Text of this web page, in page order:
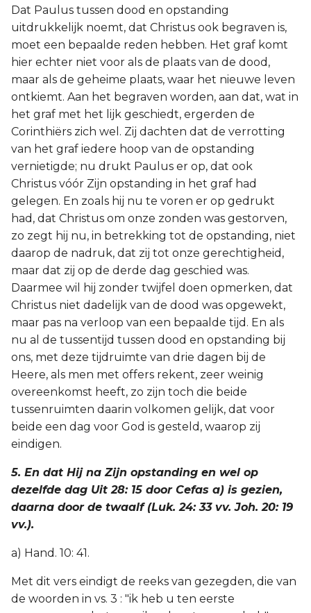
Dat Paulus tussen dood en opstanding
uitdrukkelijk noemt, dat Christus ook begraven is,
moet een bepaalde reden hebben. Het graf komt
hier echter niet voor als de plaats van de dood,
maar als de geheime plaats, waar het nieuwe leven
ontkiemt. Aan het begraven worden, aan dat, wat in
het graf met het lijk geschiedt, ergerden de
Corinthiërs zich wel. Zij dachten dat de verrotting
van het graf iedere hoop van de opstanding
vernietigde; nu drukt Paulus er op, dat ook
Christus vóór Zijn opstanding in het graf had
gelegen. En zoals hij nu te voren er op gedrukt
had, dat Christus om onze zonden was gestorven,
zo zegt hij nu, in betrekking tot de opstanding, niet
daarop de nadruk, dat zij tot onze gerechtigheid,
maar dat zij op de derde dag geschied was.
Daarmee wil hij zonder twijfel doen opmerken, dat
Christus niet dadelijk van de dood was opgewekt,
maar pas na verloop van een bepaalde tijd. En als
nu al de tussentijd tussen dood en opstanding bij
ons, met deze tijdruimte van drie dagen bij de
Heere, als men met offers rekent, zeer weinig
overeenkomst heeft, zo zijn toch die beide
tussenruimten daarin volkomen gelijk, dat voor
beide een dag voor God is gesteld, waarop zij
eindigen.
5. En dat Hij na Zijn opstanding en wel op
dezelfde dag Uit 28: 15 door Cefas a) is gezien,
daarna door de twaalf (Luk. 24: 33 vv. Joh. 20: 19
vv.).
a) Hand. 10: 41.
Met dit vers eindigt de reeks van gezegden, die van
de woorden in vs. 3 : "ik heb u ten eerste